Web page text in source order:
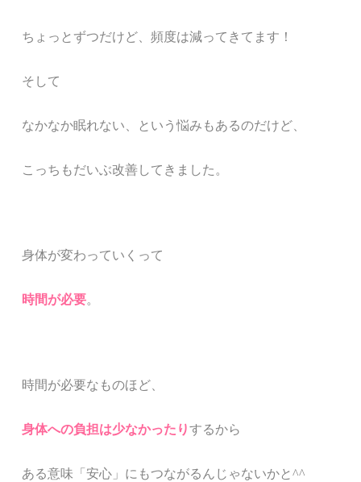
ちょっとずつだけど、頻度は減ってきてます！
そして
なかなか眠れない、という悩みもあるのだけど、
こっちもだいぶ改善してきました。
身体が変わっていくって
時間が必要。
時間が必要なものほど、
身体への負担は少なかったりするから
ある意味「安心」にもつながるんじゃないかと^^